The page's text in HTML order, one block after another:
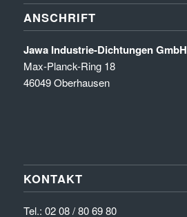
ANSCHRIFT
Jawa Industrie-Dichtungen GmbH
Max-Planck-Ring 18
46049 Oberhausen
KONTAKT
Tel.: 02 08 / 80 69 80